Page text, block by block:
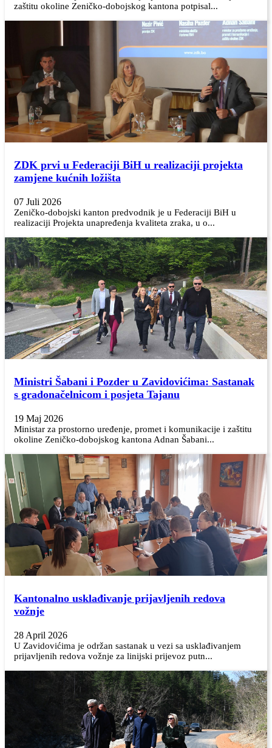
zaštitu okoline Zeničko-dobojskog kantona potpisal...
ZDK prvi u Federaciji BiH u realizaciji projekta
zamjene kućnih ložišta
07 Juli 2026
Zeničko-dobojski kanton predvodnik je u Federaciji BiH u
realizaciji Projekta unapređenja kvaliteta zraka, u o...
Ministri Šabani i Pozder u Zavidovićima: Sastanak
s gradonačelnicom i posjeta Tajanu
19 Maj 2026
Ministar za prostorno uređenje, promet i komunikacije i zaštitu
okoline Zeničko-dobojskog kantona Adnan Šabani...
Kantonalno usklađivanje prijavljenih redova
vožnje
28 April 2026
U Zavidovićima je održan sastanak u vezi sa usklađivanjem
prijavljenih redova vožnje za linijski prijevoz putn...